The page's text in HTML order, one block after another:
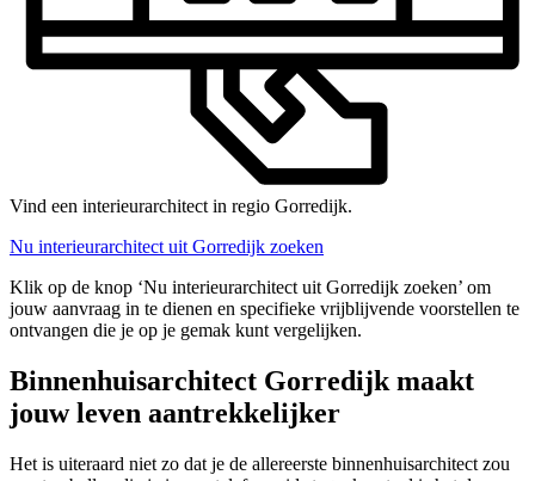
Vind een interieurarchitect in regio Gorredijk.
Nu interieurarchitect uit Gorredijk zoeken
Klik op de knop ‘Nu interieurarchitect uit Gorredijk zoeken’ om
jouw aanvraag in te dienen en specifieke vrijblijvende voorstellen te
ontvangen die je op je gemak kunt vergelijken.
Binnenhuisarchitect Gorredijk maakt
jouw leven aantrekkelijker
Het is uiteraard niet zo dat je de allereerste binnenhuisarchitect zou